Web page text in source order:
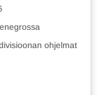
ohjelmat